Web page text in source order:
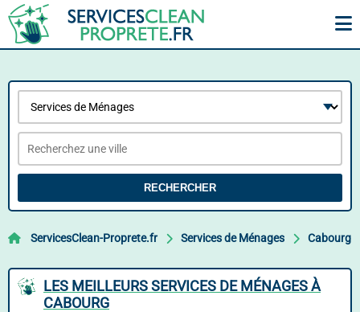
RECHERCHER
ServicesClean-Proprete.fr Services de Ménages Cabourg
LES MEILLEURS SERVICES DE MÉNAGES À
CABOURG